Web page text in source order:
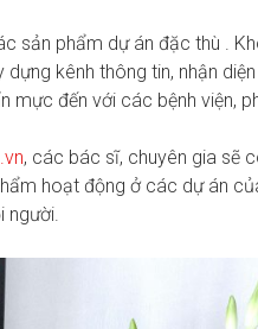
sản phẩm dự án đặc thù .
kênh thông tin, nhận
mực đến với các bệnh viện,
, các bác sĩ, chuyên gia sẽ
hoạt động ở các dự án
người.